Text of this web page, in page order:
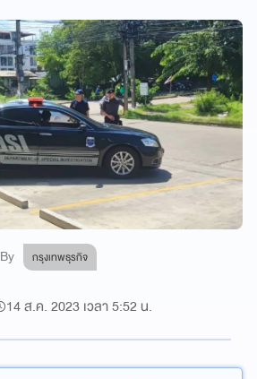
By กรุงเทพธุรกิจ
14 ส.ค. 2023 เวลา 5:52 น.